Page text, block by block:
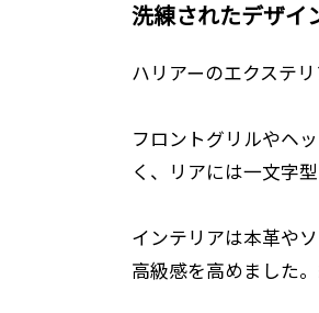
洗練されたデザイ
ハリアーのエクステ
フロントグリルやヘ
く、リアには一文字
インテリアは本革や
高級感を高めました